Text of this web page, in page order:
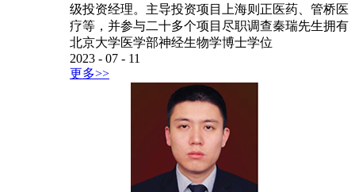
级投资经理。主导投资项目上海则正医药、管桥医
疗等，并参与二十多个项目尽职调查秦瑞先生拥有
北京大学医学部神经生物学博士学位
2023 - 07 - 11
更多>>